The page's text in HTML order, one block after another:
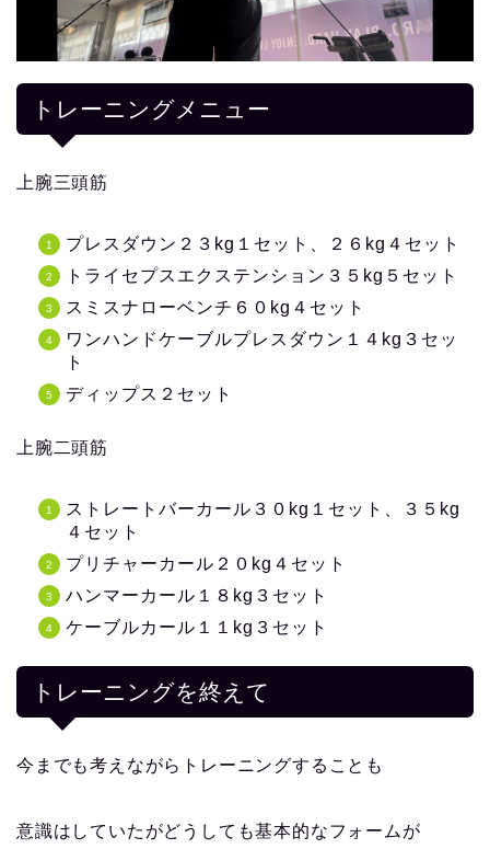
トレーニングメニュー
上腕三頭筋
プレスダウン２３kg１セット、２６kg４セット
トライセプスエクステンション３５kg５セット
スミスナローベンチ６０kg４セット
ワンハンドケーブルプレスダウン１４kg３セッ
ト
ディップス２セット
上腕二頭筋
ストレートバーカール３０kg１セット、３５kg
４セット
プリチャーカール２０kg４セット
ハンマーカール１８kg３セット
ケーブルカール１１kg３セット
トレーニングを終えて
今までも考えながらトレーニングすることも
意識はしていたがどうしても基本的なフォームが